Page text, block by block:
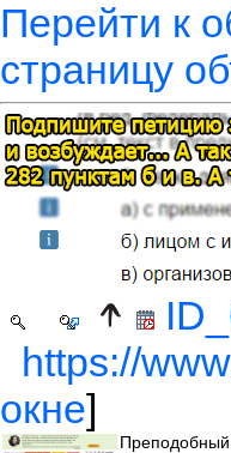
Перейти к
страницу
https://
окне]